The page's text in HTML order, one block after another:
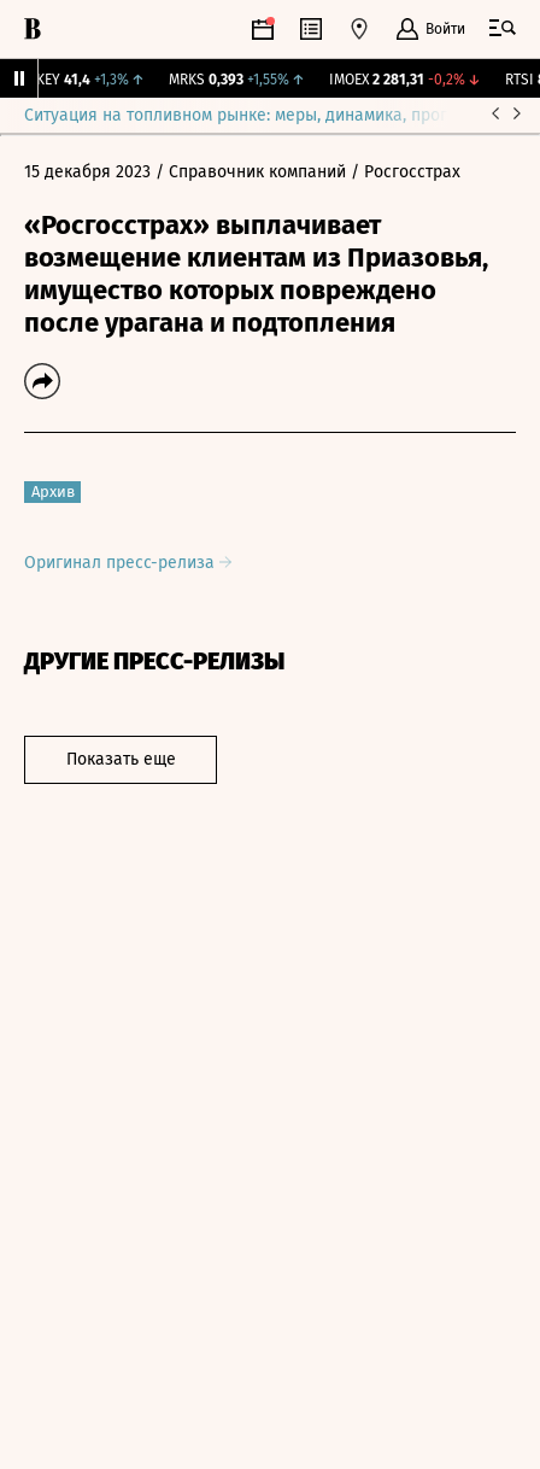
Войти
OKEY 41,4 +1,3%↑ MRKS 0,393 +1,55%↑ IMOEX 2 281,31 -0,2%↓ RTSI
Ситуация на топливном рынке: меры, динамика, прогнозы
15 декабря 2023 / Справочник компаний / Росгосстрах
«Росгосстрах» выплачивает
возмещение клиентам из Приазовья,
имущество которых повреждено
после урагана и подтопления
Архив
Оригинал пресс-релиза
ДРУГИЕ ПРЕСС-РЕЛИЗЫ
Показать еще